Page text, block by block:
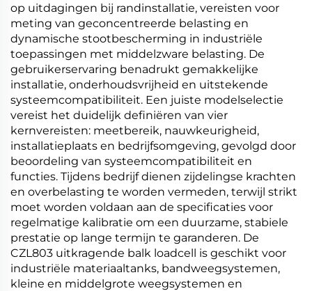
op uitdagingen bij randinstallatie, vereisten voor
meting van geconcentreerde belasting en
dynamische stootbescherming in industriële
toepassingen met middelzware belasting. De
gebruikerservaring benadrukt gemakkelijke
installatie, onderhoudsvrijheid en uitstekende
systeemcompatibiliteit. Een juiste modelselectie
vereist het duidelijk definiëren van vier
kernvereisten: meetbereik, nauwkeurigheid,
installatieplaats en bedrijfsomgeving, gevolgd door
beoordeling van systeemcompatibiliteit en
functies. Tijdens bedrijf dienen zijdelingse krachten
en overbelasting te worden vermeden, terwijl strikt
moet worden voldaan aan de specificaties voor
regelmatige kalibratie om een duurzame, stabiele
prestatie op lange termijn te garanderen. De
CZL803 uitkragende balk loadcell is geschikt voor
industriële materiaaltanks, bandweegsystemen,
kleine en middelgrote weegsystemen en